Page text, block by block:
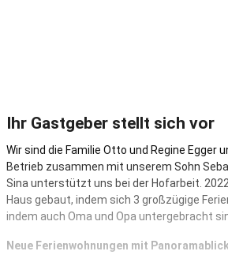
Ihr Gastgeber stellt sich vor
Wir sind die Familie Otto und Regine Egger
Betrieb zusammen mit unserem Sohn
Sina unterstützt uns bei der Hofarbeit.
Haus gebaut, indem sich 3 großzügige
indem auch Oma und Opa untergebracht
Neue Ferienwohnungen mit